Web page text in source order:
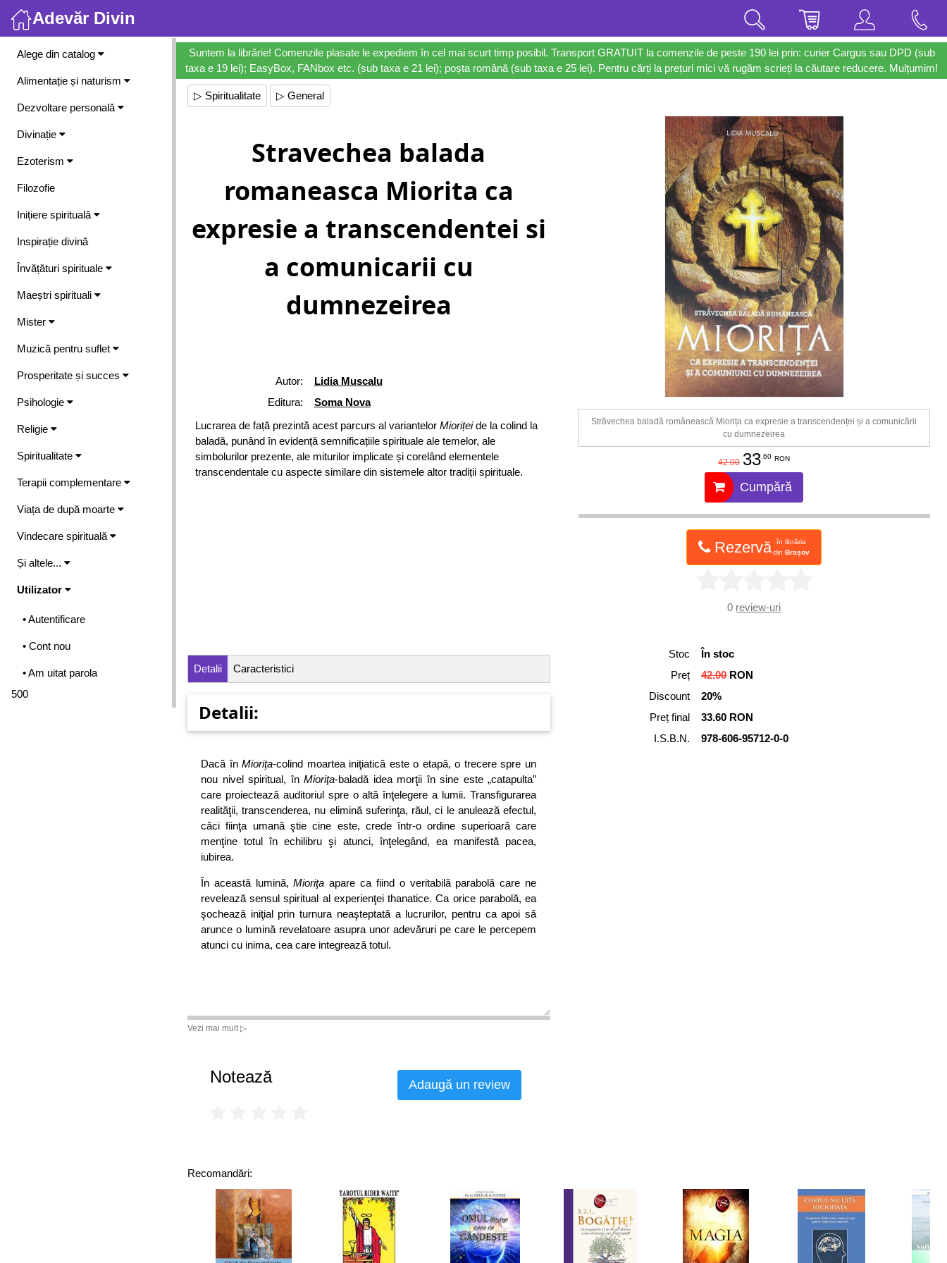
Adevăr Divin
Meniu
Alege din catalog
Alimentație și naturism
Dezvoltare personală
Divinație
Ezoterism
Filozofie
Inițiere spirituală
Inspirație divină
Învățături spirituale
Maeștri spirituali
Mister
Muzică pentru suflet
Prosperitate și succes
Psihologie
Religie
Spiritualitate
Terapii complementare
Viața de după moarte
Vindecare spirituală
Și altele...
Utilizator
• Autentificare
• Cont nou
• Am uitat parola
500
Suntem la librărie! Comenzile plasate le expediem în cel mai scurt timp posibil. Transport GRATUIT la comenzile de peste 190 lei prin: curier Cargus sau DPD (sub
taxa e 19 lei); EasyBox, FANbox etc. (sub taxa e 21 lei); poșta română (sub taxa e 25 lei). Pentru cărți la prețuri mici vă rugăm scrieți la căutare reducere. Mulțumim!
▷ Spiritualitate ▷ General
Stravechea balada
romaneasca Miorita ca
expresie a transcendentei si
a comunicarii cu
dumnezeirea
Autor:
Lidia Muscalu
Editura:
Soma Nova
Lucrarea de față prezintă acest parcurs al variantelor Miorițeide la colind la
baladă, punând în evidență semnificațiile spirituale ale temelor, ale
simbolurilor prezente, ale miturilor implicate și corelând elementele
transcendentale cu aspecte similare din sistemele altor tradiții spirituale.
Străvechea baladă românească Miorița ca expresie a transcendenței și a comunicării
cu dumnezeirea
42.00 33 .60 RON
Cumpără
Rezervă
în librăria
dinBrașov
0 review-uri
Detalii Caracteristici
Detalii:
Dacă înMioriţa-colind moartea iniţiatică este o etapă, o trecere spre un
nou nivel spiritual, în Mioriţa-baladă idea morţii în sine este „catapulta”
care proiectează auditoriul spre o altă înţelegere a lumii. Transfigurarea
realităţii, transcenderea, nu elimină suferinţa, răul, ci le anulează efectul,
căci fiinţa umană ştie cine este, crede într-o ordine superioară care
menţine totul în echilibru şi atunci, înţelegând, ea manifestă pacea,
iubirea.
În această lumină,Mioriţa apare ca fiind o veritabilă parabolă care ne
revelează sensul spiritual al experienţei thanatice. Ca orice parabolă, ea
şochează iniţial prin turnura neaşteptată a lucrurilor, pentru ca apoi să
arunce o lumină revelatoare asupra unor adevăruri pe care le percepem
atunci cu inima, cea care integrează totul.
Vezi mai mult ▷
Stoc
În stoc
Preț
42.00RON
Discount
20%
Preț final
33.60 RON
I.S.B.N.
978-606-95712-0-0
Notează Adaugă un review
Recomandări: